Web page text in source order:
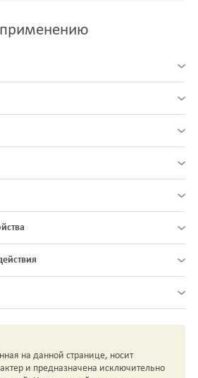
применению
на данной странице, носит
и предназначена исключительно